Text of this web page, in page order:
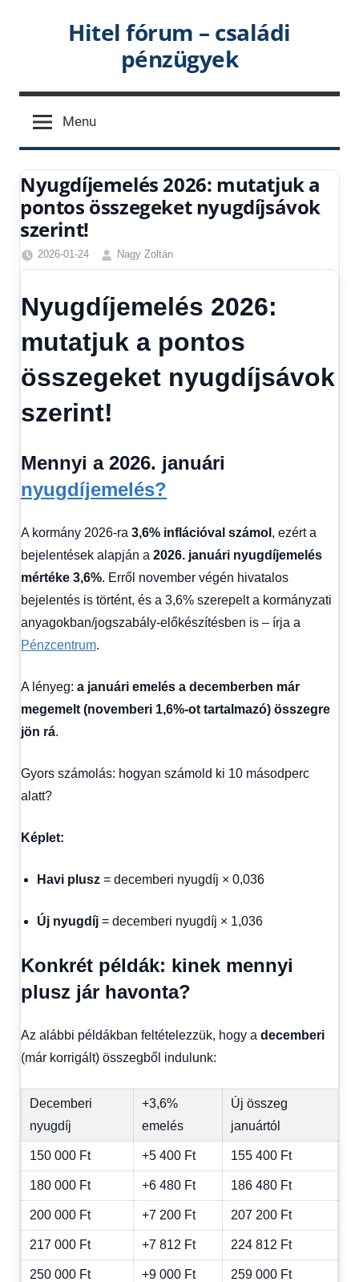
Hitel fórum – családi
pénzügyek
Menu
Nyugdíjemelés 2026: mutatjuk a
pontos összegeket nyugdíjsávok
szerint!
2026-01-24
Nagy Zoltán
Egyéb,
hírek
Hírek,
1
kézből
Nyugdíjemelés 2026:
mutatjuk a pontos
összegeket nyugdíjsávok
szerint!
Mennyi a 2026. januári
nyugdíjemelés?
A kormány 2026-ra 3,6% inflációval számol , ezért a
bejelentések alapján a 2026. januári nyugdíjemelés
mértéke 3,6%. Erről november végén hivatalos
bejelentés is történt, és a 3,6% szerepelt a kormányzati
anyagokban/jogszabály-előkészítésben is – írja a
Pénzcentrum.
A lényeg: a januári emelés a decemberben már
megemelt (novemberi 1,6%-ot tartalmazó) összegre
jön rá.
Gyors számolás: hogyan számold ki 10 másodperc
alatt?
Képlet:
Havi plusz = decemberi nyugdíj × 0,036
Új nyugdíj = decemberi nyugdíj × 1,036
Konkrét példák: kinek mennyi
plusz jár havonta?
Az alábbi példákban feltételezzük, hogy a decemberi
(már korrigált) összegből indulunk:
Decemberi
nyugdíj
+3,6%
emelés
Új összeg
januártól
150 000 Ft +5 400 Ft 155 400 Ft
180 000 Ft +6 480 Ft 186 480 Ft
200 000 Ft +7 200 Ft 207 200 Ft
217 000 Ft +7 812 Ft 224 812 Ft
250 000 Ft +9 000 Ft 259 000 Ft